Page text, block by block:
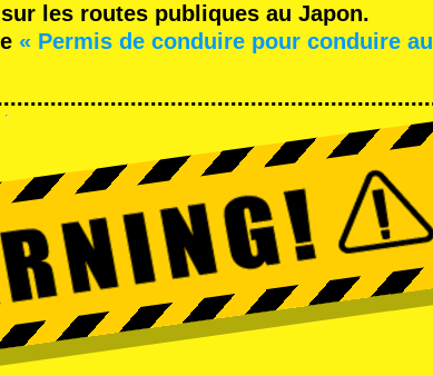
les routes publiques au Japon.
« Permis de conduire pour conduire au